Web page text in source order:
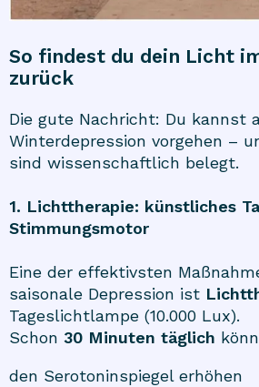
So findest du dein Licht
zurück
Die gute Nachricht: Du kannst
Winterdepression vorgehen –
sind wissenschaftlich belegt.
1. Lichttherapie: künstliches
Stimmungsmotor
Eine der effektivsten
saisonale Depression ist
Tageslichtlampe (10.000 Lux).
Schon 30 Minuten täglich
den Serotoninspiegel erhöhen